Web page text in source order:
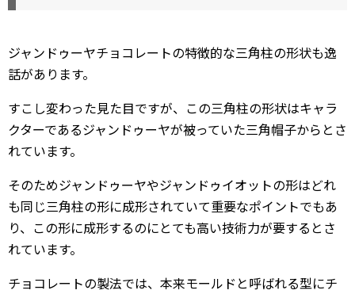
ジャンドゥーヤチョコレートの特徴的な三角柱の形状も逸
話があります。
すこし変わった見た目ですが、この三角柱の形状はキャラ
クターであるジャンドゥーヤが被っていた三角帽子からとさ
れています。
そのためジャンドゥーヤやジャンドゥイオットの形はどれ
も同じ三角柱の形に成形されていて重要なポイントでもあ
り、この形に成形するのにとても高い技術力が要するとさ
れています。
チョコレートの製法では、本来モールドと呼ばれる型にチ